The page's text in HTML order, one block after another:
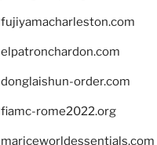
fujiyamacharleston.com
elpatronchardon.com
donglaishun-order.com
fiamc-rome2022.org
mariceworldessentials.com